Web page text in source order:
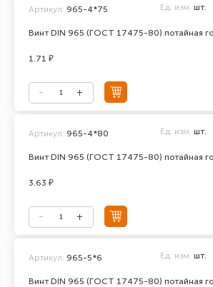
Винт DIN 965 (ГОСТ 17475-80) потайная
Артикул: 965-4*75 Ед. изм. шт.
1.71 ₽
Винт DIN 965 (ГОСТ 17475-80) потайная
Артикул: 965-4*80 Ед. изм. шт.
3.63 ₽
Винт DIN 965 (ГОСТ 17475-80) потайная
Артикул: 965-5*6 Ед. изм. шт.